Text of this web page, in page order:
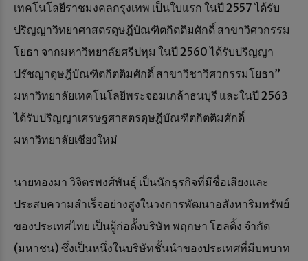
เทคโนโลยีราชมงคลกรุงเทพ เป็นใบแรก ในปี 2557 ได้รับ
ปริญญาวิทยาศาสตรดุษฎีบัณฑิตกิตติมศักดิ์ สาขาวิศวกรรม
โยธา จากมหาวิทยาลัยศรีปทุม ในปี 2560 ได้รับปริญญา
ปรัชญาดุษฎีบัณฑิตกิตติมศักดิ์ สาขาวิชาวิศวกรรมโยธา”
มหาวิทยาลัยเทคโนโลยีพระจอมเกล้าธนบุรี และในปี 2563
ได้รับปริญญาเศรษฐศาสตรดุษฎีบัณฑิตกิตติมศักดิ์
มหาวิทยาลัยเชียงใหม่
นายทองมา วิจิตรพงศ์พันธุ์ เป็นนักธุรกิจที่มีชื่อเสียงและ
ประสบความสำเร็จอย่างสูงในวงการพัฒนาอสังหาริมทรัพย์
ของประเทศไทย เป็นผู้ก่อตั้งบริษัท พฤกษา โฮลดิ้ง จำกัด
(มหาชน) ซึ่งเป็นหนึ่งในบริษัทชั้นนำของประเทศที่มีบทบาท